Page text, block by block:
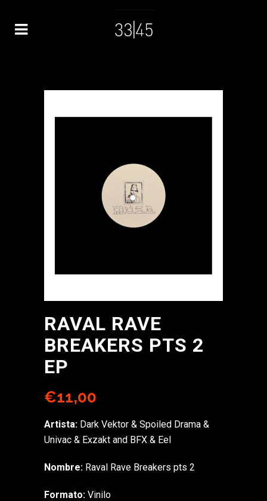
RAVAL RAVE
BREAKERS PTS 2
EP
€11,00
Artista: Dark Vektor & Spoiled Drama &
Univac & Exzakt and BFX & Eel
Nombre: Raval Rave Breakers pts 2
Formato: Vinilo